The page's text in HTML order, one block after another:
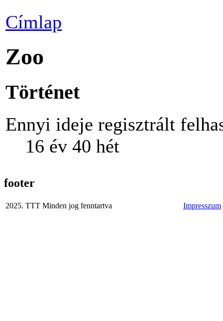
Címlap
Zoo
Történet
Ennyi ideje regisztrált
16 év 40 hét
footer
2025. TTT Minden jog fenntartva Impresszum